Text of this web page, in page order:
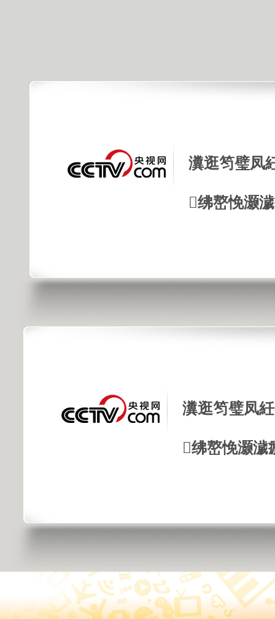
瀵逛笉璧凤
绋嶅悗灏
瀵逛笉璧凤
绋嶅悗灏